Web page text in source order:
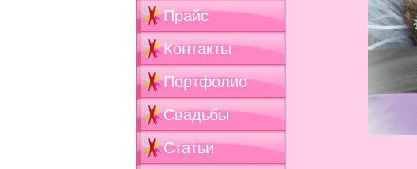
Прайс
Контакты
Портфолио
Свадьбы
Статьи